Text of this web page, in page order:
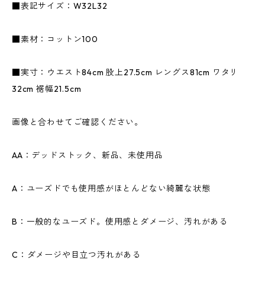
■表記サイズ：W32L32
■素材：コットン100
■実寸：ウエスト84cm 股上27.5cm レングス81cm ワタリ
32cm 裾幅21.5cm
画像と合わせてご確認ください。
AA：デッドストック、新品、未使用品
A：ユーズドでも使用感がほとんどない綺麗な状態
B：一般的なユーズド。使用感とダメージ、汚れがある
C：ダメージや目立つ汚れがある